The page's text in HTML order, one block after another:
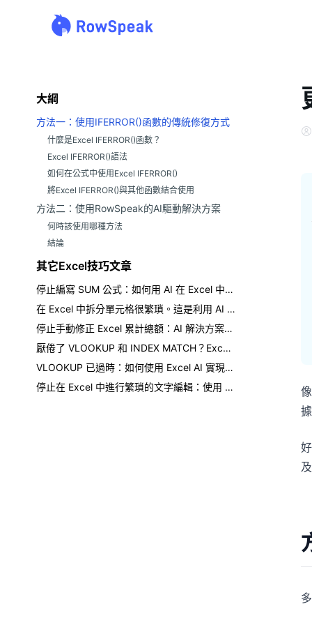
大綱
方法一：使用IFERROR()函數的傳統修復方式
什麼是Excel IFERROR()函數？
Excel IFERROR()語法
如何在公式中使用Excel IFERROR()
將Excel IFERROR()與其他函數結合使用
方法二：使用RowSpeak的AI驅動解決方案
何時該使用哪種方法
結論
其它Excel技巧文章
停止編寫 SUM 公式：如何用 AI 在 Excel 中取得總計
在 Excel 中拆分單元格很繁瑣。這是利用 AI 的更聰明方法。
停止手動修正 Excel 累計總額：AI 解決方案在此
厭倦了 VLOOKUP 和 INDEX MATCH？Excel AI 如何改變遊戲規則
VLOOKUP 已過時：如何使用 Excel AI 實現更快、無錯誤的數據查找
停止在 Excel 中進行繁瑣的文字編輯：使用 AI 即時替換、清理和格式化資料
像